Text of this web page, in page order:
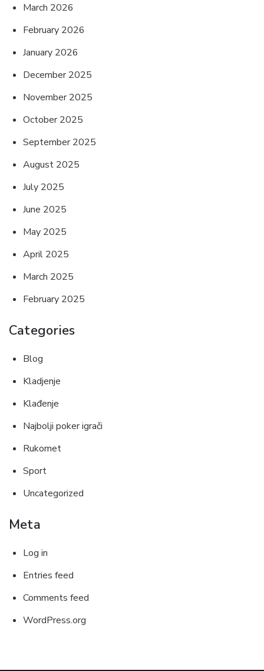
March 2026
February 2026
January 2026
December 2025
November 2025
October 2025
September 2025
August 2025
July 2025
June 2025
May 2025
April 2025
March 2025
February 2025
Categories
Blog
Kladjenje
Klađenje
Najbolji poker igrači
Rukomet
Sport
Uncategorized
Meta
Log in
Entries feed
Comments feed
WordPress.org